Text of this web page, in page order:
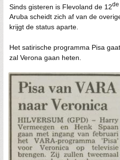
Sinds gisteren is Flevoland de 12de
Aruba scheidt zich af van de
krijgt de status aparte.
Het satirische programma Pisa
zal Verona gaan heten.